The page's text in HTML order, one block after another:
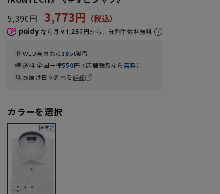
5,390円 3,773円
なら 月々1,257円から。分割手数料無料
WEB会員なら18pt獲得
送料 全国一律550円（店舗受取なら無料）
お届け日を調べる詳細
カラーを選択